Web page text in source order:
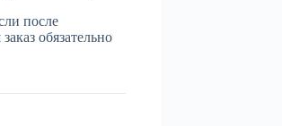
после
обязательно